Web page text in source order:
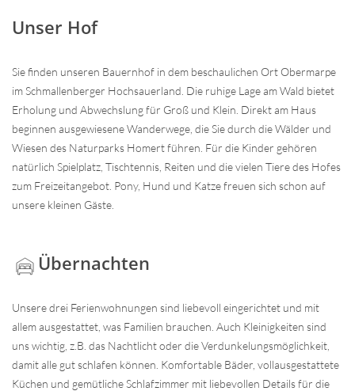
Unser Hof
Sie finden unseren Bauernhof in dem beschaulichen Ort Obermarpe
im Schmallenberger Hochsauerland. Die ruhige Lage am Wald bietet
Erholung und Abwechslung für Groß und Klein. Direkt am Haus
beginnen ausgewiesene Wanderwege, die Sie durch die Wälder und
Wiesen des Naturparks Homert führen. Für die Kinder gehören
natürlich Spielplatz, Tischtennis, Reiten und die vielen Tiere des Hofes
zum Freizeitangebot. Pony, Hund und Katze freuen sich schon auf
unsere kleinen Gäste.
Übernachten
Unsere drei Ferienwohnungen sind liebevoll eingerichtet und mit
allem ausgestattet, was Familien brauchen. Auch Kleinigkeiten sind
uns wichtig, z.B. das Nachtlicht oder die Verdunkelungsmöglichkeit,
damit alle gut schlafen können. Komfortable Bäder, vollausgestattete
Küchen und gemütliche Schlafzimmer mit liebevollen Details für die